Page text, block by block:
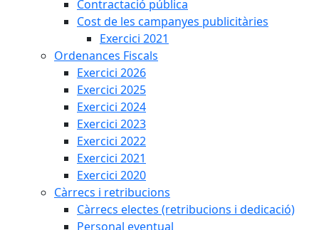
Contractació pública
Cost de les campanyes publicitàries
Exercici 2021
Ordenances Fiscals
Exercici 2026
Exercici 2025
Exercici 2024
Exercici 2023
Exercici 2022
Exercici 2021
Exercici 2020
Càrrecs i retribucions
Càrrecs electes (retribucions i dedicació)
Personal eventual